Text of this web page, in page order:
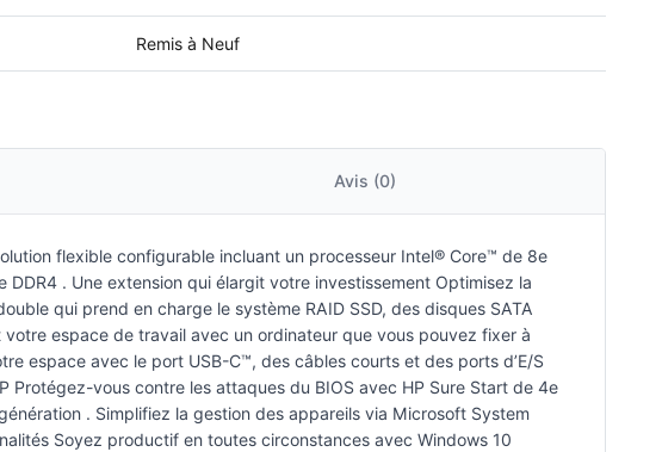
Remis à Neuf
Avis (0)
flexible configurable incluant un processeur Intel® Core™ de 8e
. Une extension qui élargit votre investissement Optimisez la
qui prend en charge le système RAID SSD, des disques SATA
espace de travail avec un ordinateur que vous pouvez fixer à
espace avec le port USB-C™, des câbles courts et des ports d’E/S
Protégez-vous contre les attaques du BIOS avec HP Sure Start de 4e
. Simplifiez la gestion des appareils via Microsoft System
Soyez productif en toutes circonstances avec Windows 10